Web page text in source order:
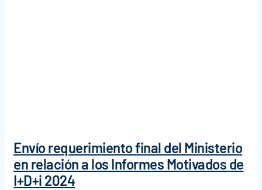
Envío requerimiento final del Ministerio
en relación a los Informes Motivados de
I+D+i 2024